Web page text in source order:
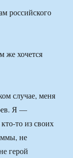
российского
же хочется
случае, меня
Я —
то из своих
не
герой